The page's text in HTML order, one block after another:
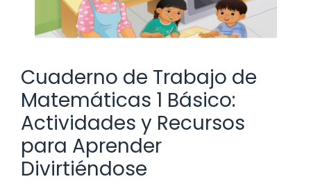
Cuaderno de Trabajo de
Matemáticas 1 Básico:
Actividades y Recursos
para Aprender
Divirtiéndose